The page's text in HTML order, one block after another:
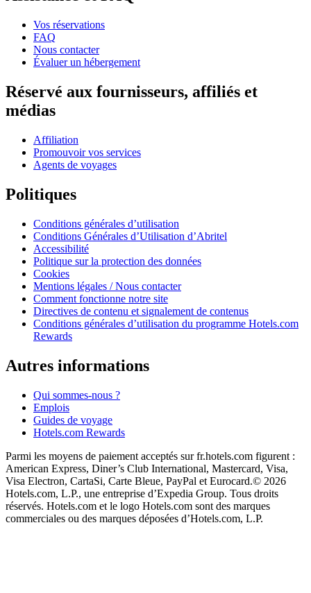
Vos réservations
FAQ
Nous contacter
Évaluer un hébergement
Réservé aux fournisseurs, affiliés et
médias
Affiliation
Promouvoir vos services
Agents de voyages
Politiques
Conditions générales d’utilisation
Conditions Générales d’Utilisation d’Abritel
Accessibilité
Politique sur la protection des données
Cookies
Mentions légales / Nous contacter
Comment fonctionne notre site
Directives de contenu et signalement de contenus
Conditions générales d’utilisation du programme Hotels.com
Rewards
Autres informations
Qui sommes-nous ?
Emplois
Guides de voyage
Hotels.com Rewards
Parmi les moyens de paiement acceptés sur fr.hotels.com figurent :
American Express, Diner’s Club International, Mastercard, Visa,
Visa Electron, CartaSi, Carte Bleue, PayPal et Eurocard.© 2026
Hotels.com, L.P., une entreprise d’Expedia Group. Tous droits
réservés. Hotels.com et le logo Hotels.com sont des marques
commerciales ou des marques déposées d’Hotels.com, L.P.